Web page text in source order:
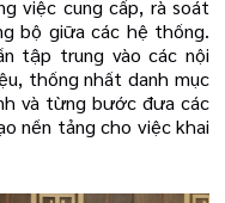
việc cung cấp, rà soát
bộ giữa các hệ thống.
tập trung vào các nội
thống nhất danh mục
và từng bước đưa các
nền tảng cho việc khai